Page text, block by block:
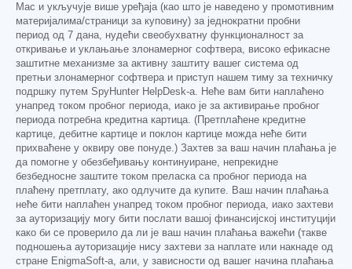
Mac и укључује више уређаја (као што је наведено у промотивним
материјалима/страници за куповину) за једнократни пробни
период од 7 дана, нудећи свеобухватну функционалност за
откривање и уклањање злонамерног софтвера, високо ефикасне
заштитне механизме за активну заштиту вашег система од
претњи злонамерног софтвера и приступ нашем тиму за техничку
подршку путем SpyHunter HelpDesk-а. Неће вам бити наплаћено
унапред током пробног периода, иако је за активирање пробног
периода потребна кредитна картица. (Претплаћене кредитне
картице, дебитне картице и поклон картице можда неће бити
прихваћене у оквиру ове понуде.) Захтев за ваш начин плаћања је
да помогне у обезбеђивању континуиране, непрекидне
безбедносне заштите током преласка са пробног периода на
плаћену претплату, ако одлучите да купите. Ваш начин плаћања
неће бити наплаћен унапред током пробног периода, иако захтеви
за ауторизацију могу бити послати вашој финансијској институцији
како би се проверило да ли је ваш начин плаћања важећи (такве
подношења ауторизације нису захтеви за наплате или накнаде од
стране EnigmaSoft-а, али, у зависности од вашег начина плаћања